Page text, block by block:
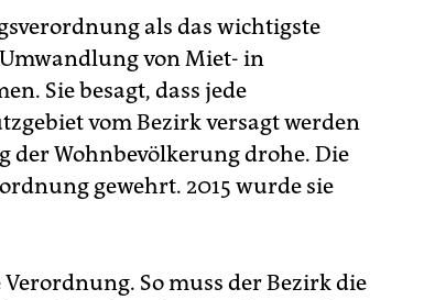
als das wichtigste
von Miet- in
Sie besagt, dass jede
vom Bezirk versagt werden
der Wohnbevölkerung drohe. Die
gewehrt. 2015 wurde sie
So muss der Bezirk die